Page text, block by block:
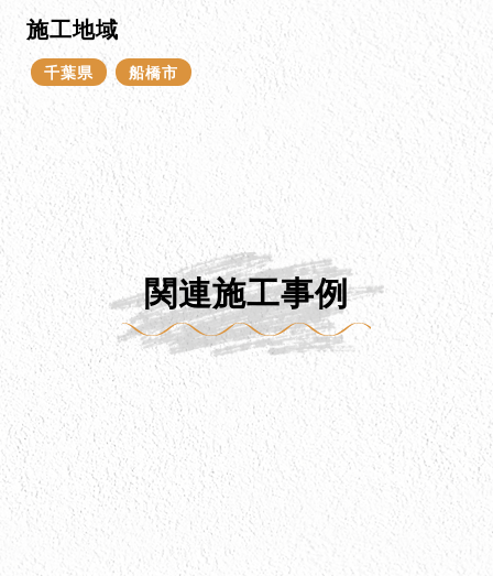
施工地域
千葉県 船橋市
関連施工事例